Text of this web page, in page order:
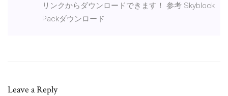
リンクからダウンロードできます！ 参考 Skyblock
Packダウンロード
Leave a Reply